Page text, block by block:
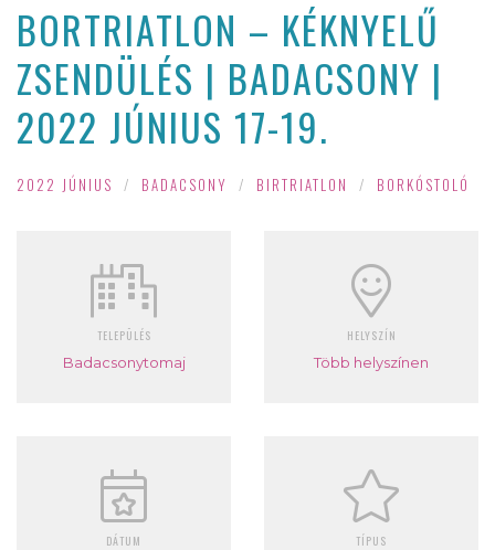
BORTRIATLON – KÉKNYELŰ
ZSENDÜLÉS | BADACSONY |
2022 JÚNIUS 17-19.
2022 JÚNIUS / BADACSONY / BIRTRIATLON / BORKÓSTOLÓ
TELEPÜLÉS
Badacsonytomaj
HELYSZÍN
Több helyszínen
DÁTUM TÍPUS